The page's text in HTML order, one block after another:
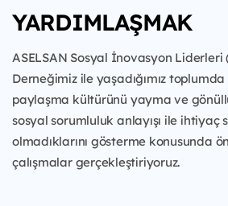
YARDIMLAŞMAK
ASELSAN Sosyal İnovasyon Liderleri
Derneğimiz ile yaşadığımız
paylaşma kültürünü yayma ve
sosyal sorumluluk anlayışı ile ihtiyaç
olmadıklarını gösterme konusunda
çalışmalar gerçekleştiriyoruz.